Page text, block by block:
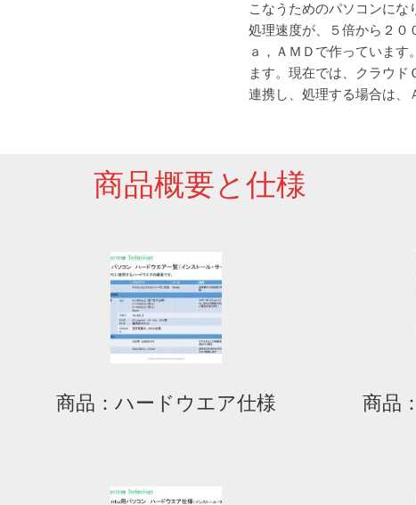
こなうためのパソコンに
処理速度が、５倍から２０
ａ，ＡＭＤで作っていま
ます。現在では、クラウド
連携し、処理する場合は、
商品概要と仕様
商品：ハードウエア仕様 商品